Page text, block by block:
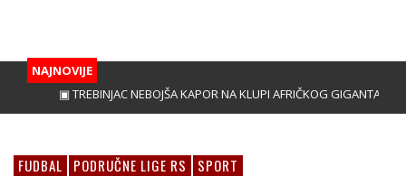
NAJNOVIJE
▣ TREBINJAC NEBOJŠA KAPOR NA KLUPI AFRIČKOG GIGANTA! ▣
FUDBAL PODRUČNE LIGE RS SPORT